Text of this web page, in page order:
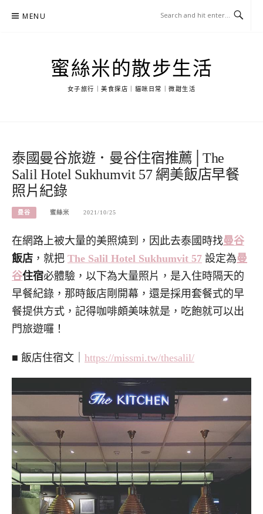
MENU
蜜絲米的散步生活
女子旅行｜美食探店｜貓咪日常｜微甜生活
泰國曼谷旅遊．曼谷住宿推薦│The
Salil Hotel Sukhumvit 57 網美飯店早餐
照片紀錄
曼谷 蜜絲米 2021/10/25
在網路上被大量的美照燒到，因此去泰國時找曼谷
飯店 ，就把 The Salil Hotel Sukhumvit 57 設定為曼
谷住宿必體驗，以下為大量照片，是入住時隔天的
早餐紀錄，那時飯店剛開幕，還是採用套餐式的早
餐提供方式，記得咖啡頗美味就是，吃飽就可以出
門旅遊囉！
■ 飯店住宿文｜ https://missmi.tw/thesalil/